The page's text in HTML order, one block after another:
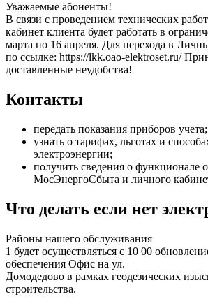
Уважаемые абоненты!
В связи с проведением технических
кабинет клиента будет работать в
марта по 16 апреля. Для перехода в
по ссылке: https://lkk.oao-elektroset.ru/
доставленные неудобства!
Контакты
передать показания приборов учета;
узнать о тарифах, льготах и
электроэнергии;
получить сведения о функционале
МосЭнергоСбыта и личного
Что делать если нет
Районы нашего обслуживания
1 будет осуществляться с 10 00
обеспечения Офис на ул.
Домодедово в рамках геодезических
строительства.